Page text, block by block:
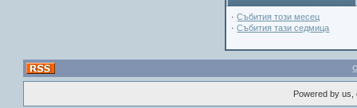
·Събития този месец
·Събития тази седмица
Powered by